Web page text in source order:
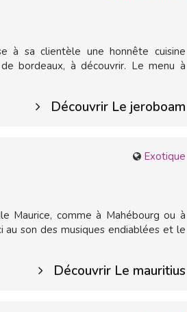
à sa clientèle une honnête cuisine
bordeaux, à découvrir. Le menu à
Découvrir Le jeroboam
Exotique
Maurice, comme à Mahébourg ou à
son des musiques endiablées et le
Découvrir Le mauritius